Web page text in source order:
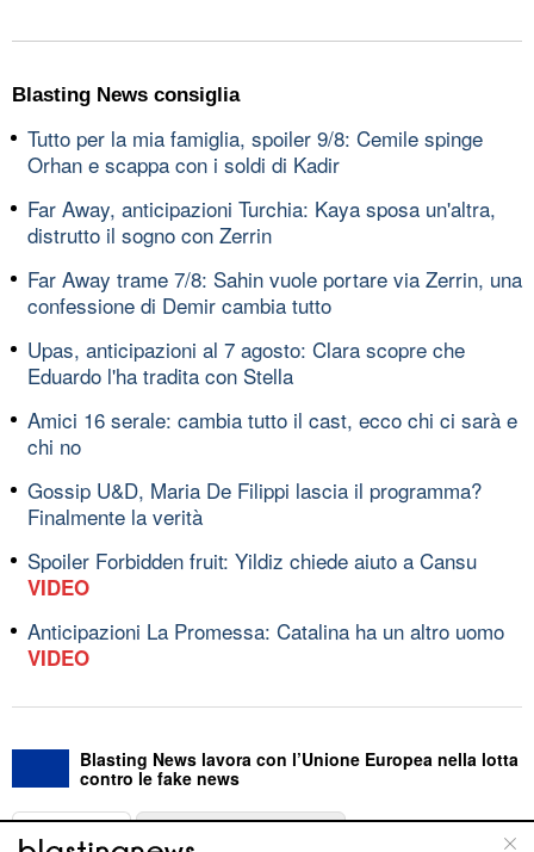
Blasting News consiglia
Tutto per la mia famiglia, spoiler 9/8: Cemile spinge
Orhan e scappa con i soldi di Kadir
Far Away, anticipazioni Turchia: Kaya sposa un'altra,
distrutto il sogno con Zerrin
Far Away trame 7/8: Sahin vuole portare via Zerrin, una
confessione di Demir cambia tutto
Upas, anticipazioni al 7 agosto: Clara scopre che
Eduardo l'ha tradita con Stella
Amici 16 serale: cambia tutto il cast, ecco chi ci sarà e
chi no
Gossip U&D, Maria De Filippi lascia il programma?
Finalmente la verità
Spoiler Forbidden fruit: Yildiz chiede aiuto a Cansu
VIDEO
Anticipazioni La Promessa: Catalina ha un altro uomo
VIDEO
Blasting News lavora con l’Unione Europea nella lotta
contro le fake news
ABOUT